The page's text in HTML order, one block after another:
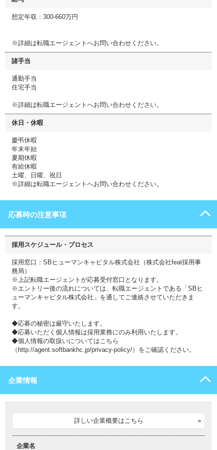
想定年収：300-660万円
※詳細は転職エージェントへお問い合わせください。
諸手当
通勤手当
住宅手当
※詳細は転職エージェントへお問い合わせください。
休日・休暇
慶弔休暇
年末年始
夏期休暇
有給休暇
土曜、日曜、祝日
※詳細は転職エージェントへお問い合わせください。
応募時の注意事項
採用スケジュール・プロセス
採用窓口：SBヒューマンキャピタル株式会社（株式会社feat採用事
務局）
※上記転職エージェントが応募受付窓口となります。
※エントリー後の流れについては、転職エージェントである「SBヒ
ューマンキャピタル株式会社」を通してご連絡させていただきま
す。
◆応募の秘密は厳守いたします。
◆応募いただく個人情報は採用業務にのみ利用いたします。
◆個人情報の取扱いについてはこちら
（http://agent.softbankhc.jp/privacy-policy/）をご確認ください。
企業情報
詳しい企業概要はこちら
企業名